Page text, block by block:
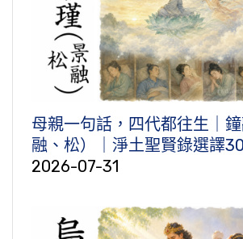
母親一句話，四代都往生｜
融、松）｜淨土聖賢錄選譯30
2026-07-31